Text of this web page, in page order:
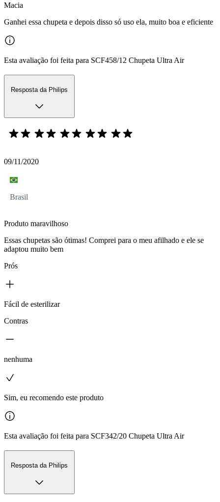
Macia
Ganhei essa chupeta e depois disso só uso ela, muito boa e eficiente
Esta avaliação foi feita para SCF458/12 Chupeta Ultra Air
Resposta da Philips
09/11/2020
Brasil
Produto maravilhoso
Essas chupetas são ótimas! Comprei para o meu afilhado e ele se
adaptou muito bem
Prós
Fácil de esterilizar
Contras
nenhuma
Sim, eu recomendo este produto
Esta avaliação foi feita para SCF342/20 Chupeta Ultra Air
Resposta da Philips